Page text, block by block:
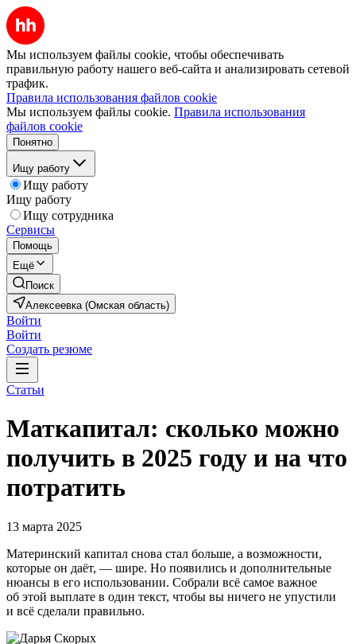
Мы используем файлы cookie, чтобы обеспечивать
правильную работу нашего веб-сайта и анализировать сетевой
трафик.
Правила использования файлов cookie
Мы используем файлы cookie. Правила использования
файлов cookie
Понятно
Ищу работу
Ищу работу
Ищу работу
Ищу сотрудника
Сервисы
Помощь
Ещё
Поиск
Алексеевка (Омская область)
Войти
Войти
Создать резюме
Статьи
Маткапитал: сколько можно
получить в 2025 году и на что
потратить
13 марта 2025
Материнский капитал снова стал больше, а возможности,
которые он даёт, — шире. Но появились и дополнительные
нюансы в его использовании. Собрали всё самое важное
об этой выплате в один текст, чтобы вы ничего не упустили
и всё сделали правильно.